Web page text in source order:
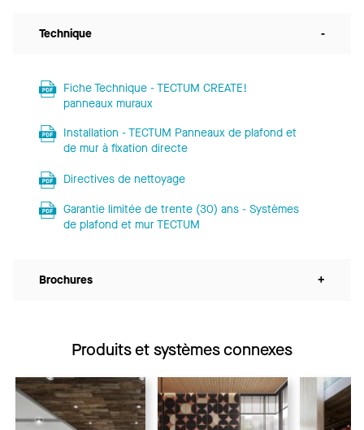
Technique -
Fiche Technique - TECTUM CREATE!
panneaux muraux
Installation - TECTUM Panneaux de plafond et
de mur à fixation directe
Directives de nettoyage
Garantie limitée de trente (30) ans - Systèmes
de plafond et mur TECTUM
Brochures +
Produits et systèmes connexes